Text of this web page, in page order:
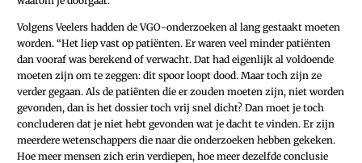
Volgens Veelers hadden de VGO-onderzoeken al lang gestaakt moeten
worden. “Het liep vast op patiënten. Er waren veel minder patiënten
dan vooraf was berekend of verwacht. Dat had eigenlijk al voldoende
moeten zijn om te zeggen: dit spoor loopt dood. Maar toch zijn ze
verder gegaan. Als de patiënten die er zouden moeten zijn, niet worden
gevonden, dan is het dossier toch vrij snel dicht? Dan moet je toch
concluderen dat je niet hebt gevonden wat je dacht te vinden. Er zijn
meerdere wetenschappers die naar die onderzoeken hebben gekeken.
Hoe meer mensen zich erin verdiepen, hoe meer dezelfde conclusie